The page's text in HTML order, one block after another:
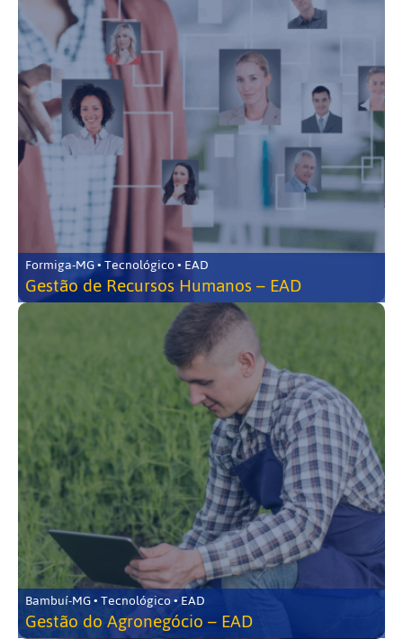
Formiga-MG • Tecnológico • EAD
Gestão de Recursos Humanos – EAD
Bambuí-MG • Tecnológico • EAD
Gestão do Agronegócio – EAD